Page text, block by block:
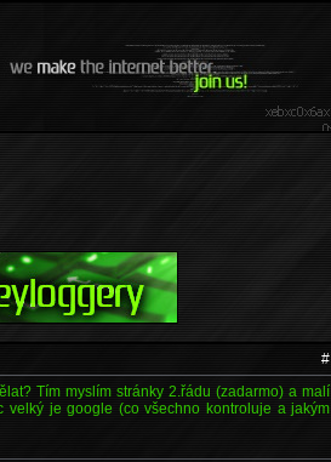
#
Tím myslím stránky 2.řádu (zadarmo) a malí
velký je google (co všechno kontroluje a jakým